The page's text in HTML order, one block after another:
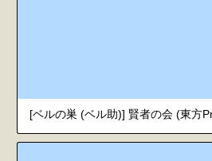
[ベルの巣 (ベル助)] 賢者の会 (東方